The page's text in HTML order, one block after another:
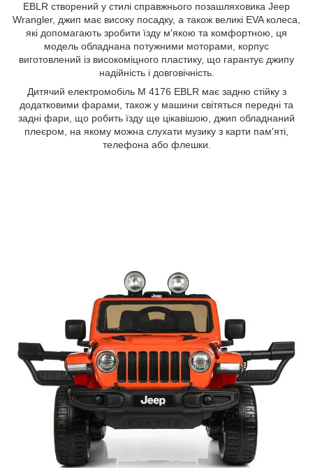
EBLR створений у стилі справжнього позашляховика Jeep
Wrangler, джип має високу посадку, а також великі EVA колеса,
які допомагають зробити їзду м'якою та комфортною, ця
модель обладнана потужними моторами, корпус
виготовлений із високоміцного пластику, що гарантує джипу
надійність і довговічність.
Дитячий електромобіль M 4176 EBLR має задню стійку з
додатковими фарами, також у машини світяться передні та
задні фари, що робить їзду ще цікавішою, джип обладнаний
плеєром, на якому можна слухати музику з карти пам'яті,
телефона або флешки.